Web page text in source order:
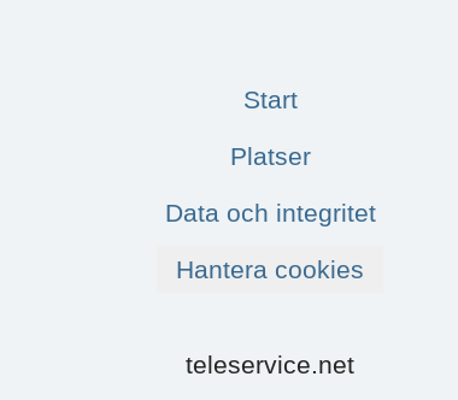
Start
Platser
Data och integritet
Hantera cookies
teleservice.net